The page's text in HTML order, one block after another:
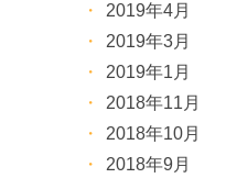
2019年4月
2019年3月
2019年1月
2018年11月
2018年10月
2018年9月